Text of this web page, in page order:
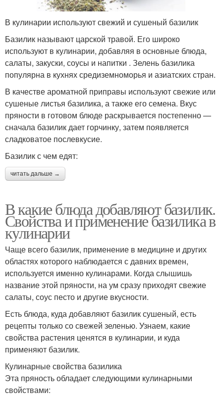
В кулинарии используют свежий и сушеный базилик
Базилик называют царской травой. Его широко
используют в кулинарии, добавляя в основные блюда,
салаты, закуски, соусы и напитки . Зелень базилика
популярна в кухнях средиземноморья и азиатских стран.
В качестве ароматной приправы используют свежие или
сушеные листья базилика, а также его семена. Вкус
пряности в готовом блюде раскрывается постепенно —
сначала базилик дает горчинку, затем появляется
сладковатое послевкусие.
Базилик с чем едят:
читать дальше →
В какие блюда добавляют базилик.
Свойства и применение базилика в
кулинарии
Чаще всего базилик, применение в медицине и других
областях которого наблюдается с давних времен,
используется именно кулинарами. Когда слышишь
название этой пряности, на ум сразу приходят свежие
салаты, соус песто и другие вкусности.
Есть блюда, куда добавляют базилик сушеный, есть
рецепты только со свежей зеленью. Узнаем, какие
свойства растения ценятся в кулинарии, и куда
применяют базилик.
Кулинарные свойства базилика
Эта пряность обладает следующими кулинарными
свойствами: